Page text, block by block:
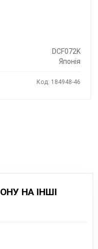
DCF072K
Японія
Код: 184948-46
НА ІНШІ